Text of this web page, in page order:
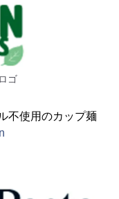
ゴ
不使用のカップ麺